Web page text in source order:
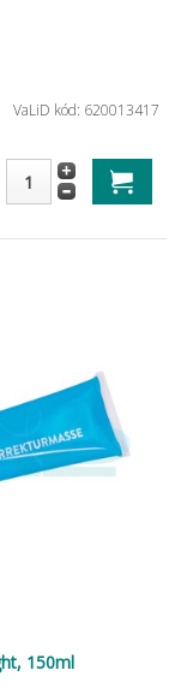
VaLiD kód: 620013417
150ml